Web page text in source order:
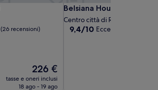
(26 recensioni)
Il
prezzo
attuale
226 €
tasse e oneri inclusi
18 ago - 19 ago
Belsiana House
Belsiana House
Centro città di Roma
9.4
9,4/10 Eccezionale